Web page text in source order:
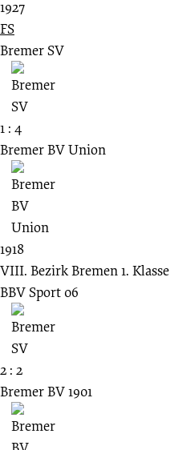
1927
FS
Bremer SV
1 : 4
Bremer BV Union
1918
VIII. Bezirk Bremen 1. Klasse
BBV Sport 06
2 : 2
Bremer BV 1901